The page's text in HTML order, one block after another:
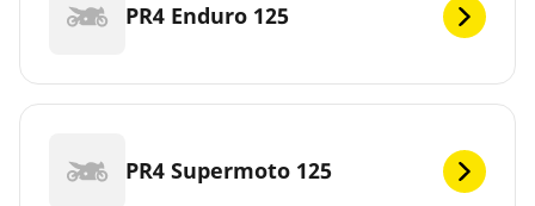
PR4 Enduro 125
PR4 Supermoto 125